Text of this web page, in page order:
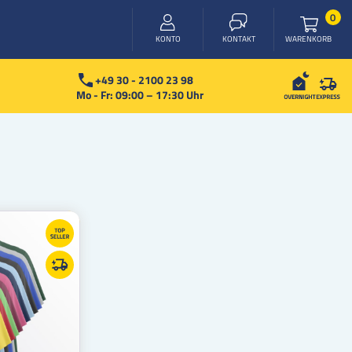
KONTO KONTAKT WARENKORB
0
+49 30 - 2100 23 98
Mo - Fr: 09:00 – 17:30 Uhr